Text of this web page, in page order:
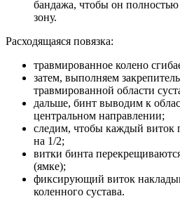
бандажа, чтобы он
зону.
Расходящаяся повязка:
травмированное колено
затем, выполняем
травмированной области
дальше, бинт выводим к
центральном направлении;
следим, чтобы каждый виток
на 1/2;
витки бинта
(ямке);
фиксирующий виток
коленного сустава.